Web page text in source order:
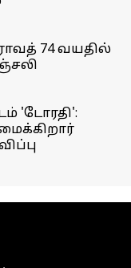
74 வயதில்
'டோரதி':